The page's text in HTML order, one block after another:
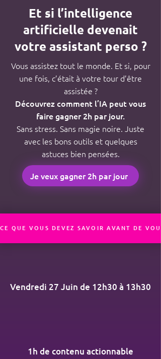
Et si l’intelligence
artificielle devenait
votre assistant perso ?
Vous assistez tout le monde. Et si, pour
une fois, c’était à votre tour d’être
assistée ?
Découvrez comment l’IA peut vous
faire gagner 2h par jour.
Sans stress. Sans magie noire. Juste
avec les bons outils et quelques
astuces bien pensées.
Je veux gagner 2h par jour
CE QUE VOUS DEVEZ SAVOIR AVANT DE
Vendredi 27 Juin de 12h30 à 13h30
1h de contenu actionnable